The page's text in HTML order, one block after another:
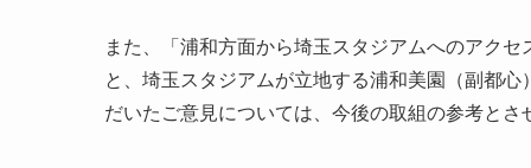
また、「浦和方面から埼玉スタジアムへのアク
と、埼玉スタジアムが立地する浦和美園（副都
だいたご意見については、今後の取組の参考と